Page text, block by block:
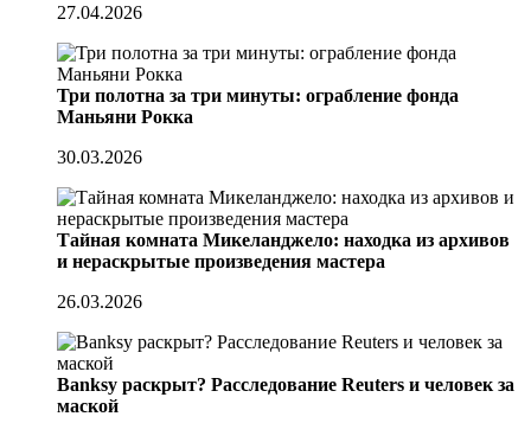
27.04.2026
Три полотна за три минуты: ограбление фонда
Маньяни Рокка
30.03.2026
Тайная комната Микеланджело: находка из архивов
и нераскрытые произведения мастера
26.03.2026
Banksy раскрыт? Расследование Reuters и человек за
маской